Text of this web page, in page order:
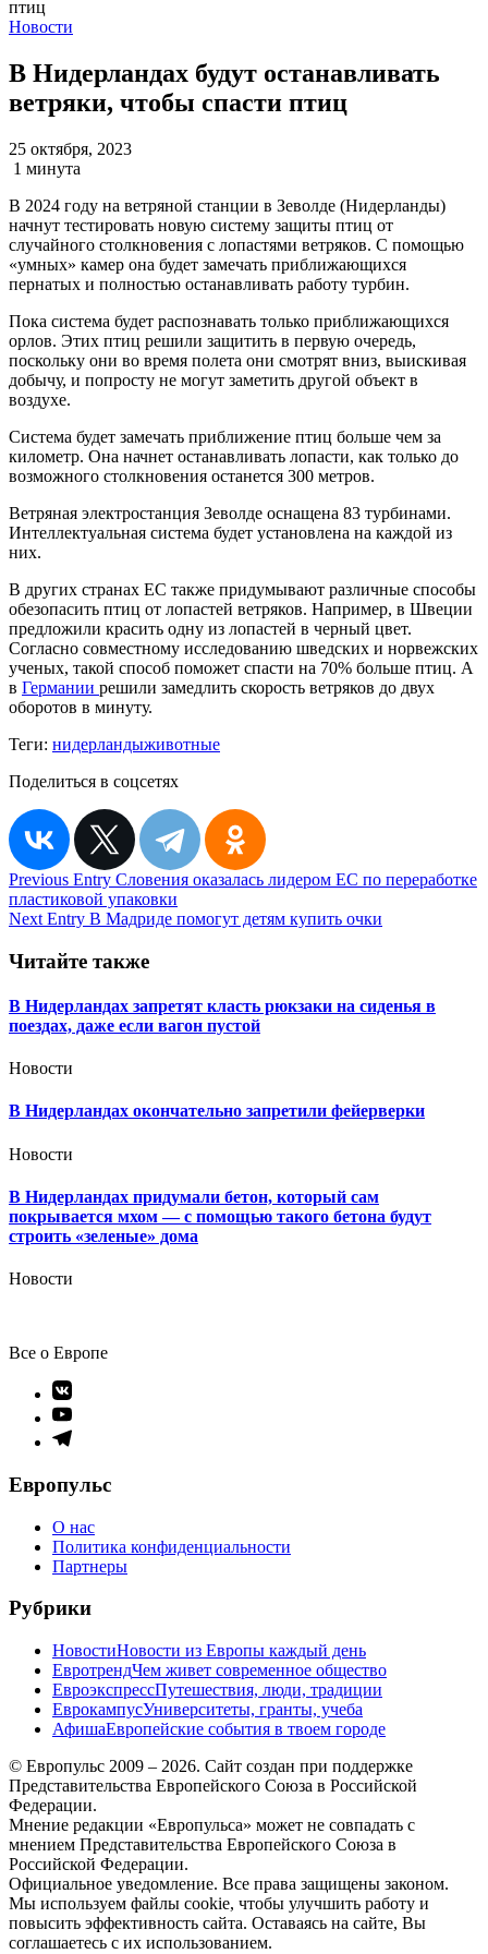
Новости
В Нидерландах будут останавливать
ветряки, чтобы спасти птиц
25 октября, 2023
1 минута
В 2024 году на ветряной станции в Зеволде (Нидерланды)
начнут тестировать новую систему защиты птиц от
случайного столкновения с лопастями ветряков. С помощью
«умных» камер она будет замечать приближающихся
пернатых и полностью останавливать работу турбин.
Пока система будет распознавать только приближающихся
орлов. Этих птиц решили защитить в первую очередь,
поскольку они во время полета они смотрят вниз, выискивая
добычу, и попросту не могут заметить другой объект в
воздухе.
Система будет замечать приближение птиц больше чем за
километр. Она начнет останавливать лопасти, как только до
возможного столкновения останется 300 метров.
Ветряная электростанция Зеволде оснащена 83 турбинами.
Интеллектуальная система будет установлена на каждой из
них.
В других странах ЕС также придумывают различные способы
обезопасить птиц от лопастей ветряков. Например, в Швеции
предложили красить одну из лопастей в черный цвет.
Согласно совместному исследованию шведских и норвежских
ученых, такой способ поможет спасти на 70% больше птиц. А
в Германии решили замедлить скорость ветряков до двух
оборотов в минуту.
Теги: нидерландыживотные
Поделиться в соцсетях
Навигация
по
Previous Entry Словения оказалась лидером ЕС по переработке
пластиковой упаковки
Next Entry В Мадриде помогут детям купить очки
Читайте также
В Нидерландах запретят класть рюкзаки на сиденья в
поездах, даже если вагон пустой
Новости
В Нидерландах окончательно запретили фейерверки
Новости
В Нидерландах придумали бетон, который сам
покрывается мхом — с помощью такого бетона будут
строить «зеленые» дома
Новости
Все о Европе
Элемент
меню
Элемент
меню
Элемент
Европульс
О нас
Политика конфиденциальности
Партнеры
Рубрики
НовостиНовости из Европы каждый день
ЕвротрендЧем живет современное общество
ЕвроэкспрессПутешествия, люди, традиции
ЕврокампусУниверситеты, гранты, учеба
АфишаЕвропейские события в твоем городе
© Европульс 2009 – 2026. Сайт создан при поддержке
Представительства Европейского Союза в Российской
Федерации.
Мнение редакции «Европульса» может не совпадать с
мнением Представительства Европейского Союза в
Российской Федерации.
Официальное уведомление. Все права защищены законом.
Мы используем файлы cookie, чтобы улучшить работу и
повысить эффективность сайта. Оставаясь на сайте, Вы
соглашаетесь с их использованием.